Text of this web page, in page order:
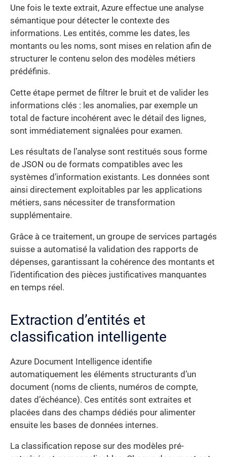
Une fois le texte extrait, Azure effectue une analyse
sémantique pour détecter le contexte des
informations. Les entités, comme les dates, les
montants ou les noms, sont mises en relation afin de
structurer le contenu selon des modèles métiers
prédéfinis.
Cette étape permet de filtrer le bruit et de valider les
informations clés : les anomalies, par exemple un
total de facture incohérent avec le détail des lignes,
sont immédiatement signalées pour examen.
Les résultats de l’analyse sont restitués sous forme
de JSON ou de formats compatibles avec les
systèmes d’information existants. Les données sont
ainsi directement exploitables par les applications
métiers, sans nécessiter de transformation
supplémentaire.
Grâce à ce traitement, un groupe de services partagés
suisse a automatisé la validation des rapports de
dépenses, garantissant la cohérence des montants et
l’identification des pièces justificatives manquantes
en temps réel.
Extraction d’entités et
classification intelligente
Azure Document Intelligence identifie
automatiquement les éléments structurants d’un
document (noms de clients, numéros de compte,
dates d’échéance). Ces entités sont extraites et
placées dans des champs dédiés pour alimenter
ensuite les bases de données internes.
La classification repose sur des modèles pré-